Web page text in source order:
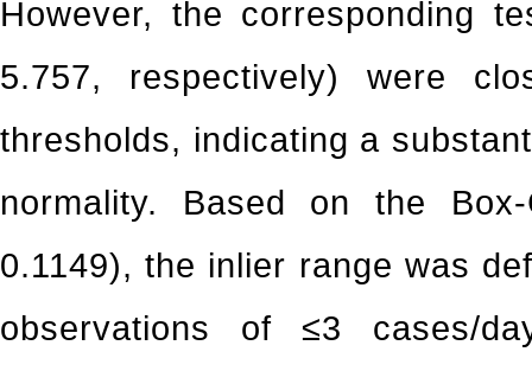
However, the corresponding
5.757, respectively) were
thresholds, indicating a
normality. Based on the
0.1149), the inlier range was
observations of ≤3 cases/